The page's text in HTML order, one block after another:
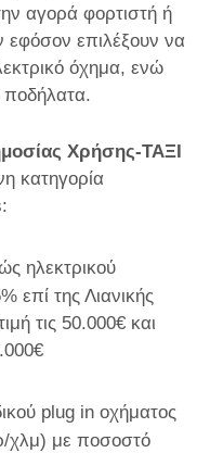
αγορά φορτιστή ή
επιλέξουν να
όχημα, ενώ
ποδήλατα.
Χρήσης-ΤΑΞΙ
κατηγορία
:
ηλεκτρικού
επί της Λιανικής
τις 50.000€ και
plug in οχήματος
με ποσοστό